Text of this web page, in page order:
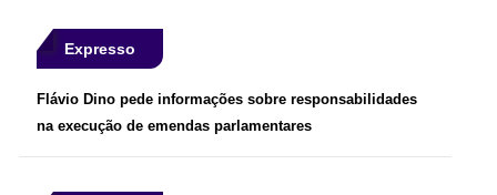
Expresso
Flávio Dino pede informações sobre responsabilidades
na execução de emendas parlamentares